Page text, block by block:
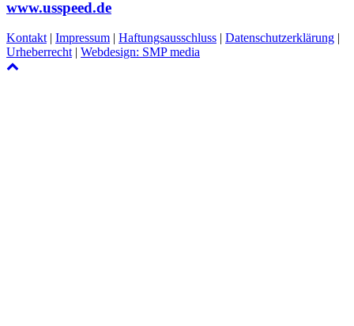
www.usspeed.de
Kontakt | Impressum | Haftungsausschluss | Datenschutzerklärung |
Urheberrecht | Webdesign: SMP media